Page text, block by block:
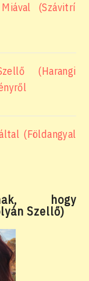
(Szávitrí
(Harangi
(Földangyal
hogy
Szellő)